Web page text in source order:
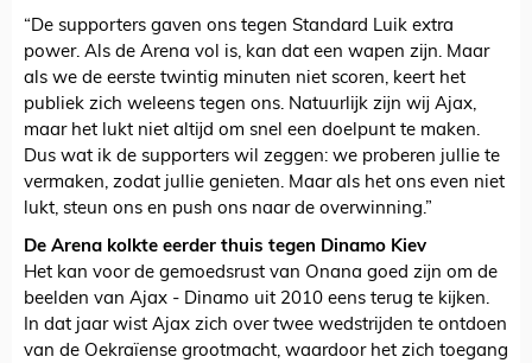
“De supporters gaven ons tegen Standard Luik extra
power. Als de Arena vol is, kan dat een wapen zijn. Maar
als we de eerste twintig minuten niet scoren, keert het
publiek zich weleens tegen ons. Natuurlijk zijn wij Ajax,
maar het lukt niet altijd om snel een doelpunt te maken.
Dus wat ik de supporters wil zeggen: we proberen jullie te
vermaken, zodat jullie genieten. Maar als het ons even niet
lukt, steun ons en push ons naar de overwinning.”
De Arena kolkte eerder thuis tegen Dinamo Kiev
Het kan voor de gemoedsrust van Onana goed zijn om de
beelden van Ajax - Dinamo uit 2010 eens terug te kijken.
In dat jaar wist Ajax zich over twee wedstrijden te ontdoen
van de Oekraïense grootmacht, waardoor het zich toegang